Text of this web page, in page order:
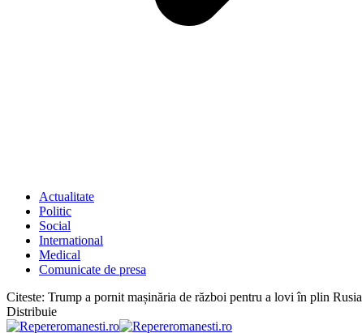
Actualitate
Politic
Social
International
Medical
Comunicate de presa
Citeste: Trump a pornit mașinăria de război pentru a lovi în plin Rusia
Distribuie